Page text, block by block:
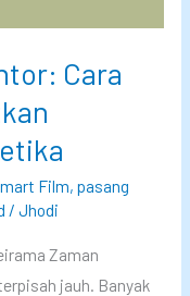
Cara
Film, pasang
/ Jhodi
Zaman
jauh. Banyak